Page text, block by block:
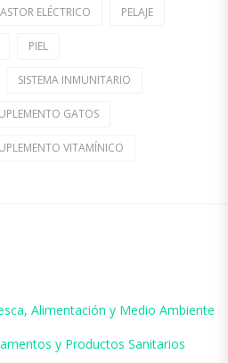
ELÉCTRICO PELAJE
PIEL
SISTEMA INMUNITARIO
GATOS
VITAMÍNICO
Alimentación y Medio Ambiente
y Productos Sanitarios